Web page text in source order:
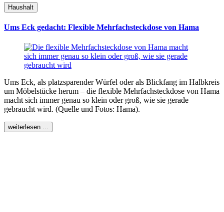
Haushalt
Ums Eck gedacht: Flexible Mehrfachsteckdose von Hama
Ums Eck, als platzsparender Würfel oder als Blickfang im Halbkreis
um Möbelstücke herum – die flexible Mehrfachsteckdose von Hama
macht sich immer genau so klein oder groß, wie sie gerade
gebraucht wird. (Quelle und Fotos: Hama).
weiterlesen ...